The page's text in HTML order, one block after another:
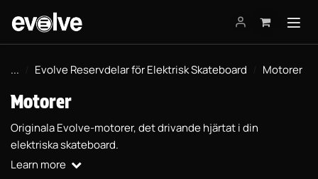
... Evolve Reservdelar för Elektrisk Skateboard Motorer
Motorer
Originala Evolve-motorer, det drivande hjärtat i din
elektriska skateboard.
Learn more